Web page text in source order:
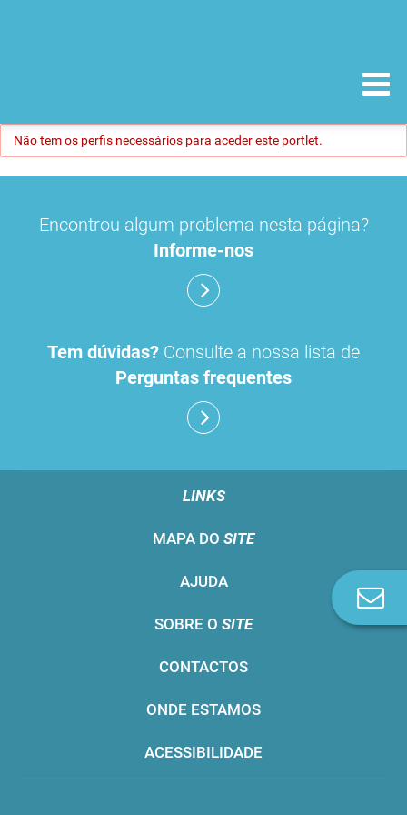
Não tem os perfis necessários para aceder este portlet.
Encontrou algum problema nesta página?
Informe-nos
Tem dúvidas? Consulte a nossa lista de
Perguntas frequentes
LINKS
MAPA DO SITE
AJUDA
SOBRE O SITE
CONTACTOS
ONDE ESTAMOS
ACESSIBILIDADE